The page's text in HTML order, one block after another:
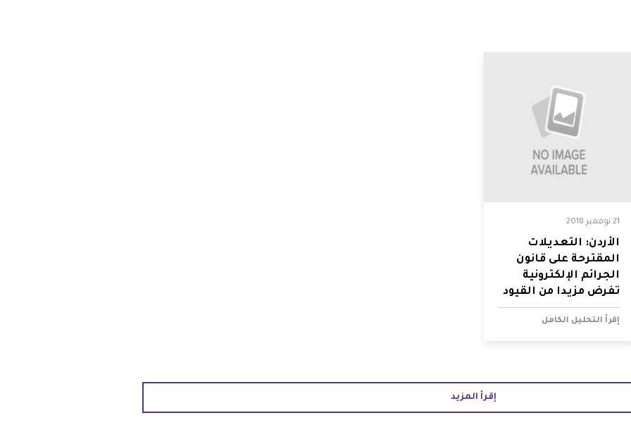
21 نوفمبر 2018
الأردن: التعديلات
المقترحة على قانون
الجرائم الإلكترونية
تفرض مزيدا من القيود
على حرية التعبير
إقرأ التحليل الكامل
إقرأ المزيد